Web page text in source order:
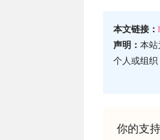
本文链接：
声明： 本站
个人或组
你的支